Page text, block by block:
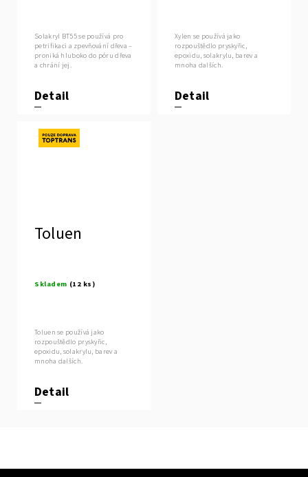
dřeva
Detail
Solakryl BT55 se používá pro
petrifikaci a zpevňování dřeva –
proniká hluboko do póru dřeva
a chrání jej.
Detail
Xylen se používá jako
rozpouštědlo pryskyřic,
epoxidu, solakrylu, barev a
mnoha dalších.
Novinka
Toluen
Skladem (12 ks)
Detail
Toluen se používá jako
rozpouštědlo pryskyřic,
epoxidu, solakrylu, barev a
mnoha dalších.